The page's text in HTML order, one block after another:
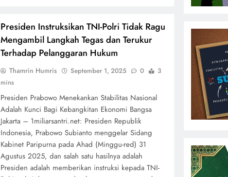
Presiden Instruksikan TNI-Polri Tidak Ragu
Mengambil Langkah Tegas dan Terukur
Terhadap Pelanggaran Hukum
Thamrin Humris September 1, 2025 0
3
mins
Presiden Prabowo Menekankan Stabilitas Nasional
Adalah Kunci Bagi Kebangkitan Ekonomi Bangsa
Jakarta – 1miliarsantri.net: Presiden Republik
Indonesia, Prabowo Subianto menggelar Sidang
Kabinet Paripurna pada Ahad (Minggu-red) 31
Agustus 2025, dan salah satu hasilnya adalah
Presiden adalah memberikan instruksi kepada TNI-